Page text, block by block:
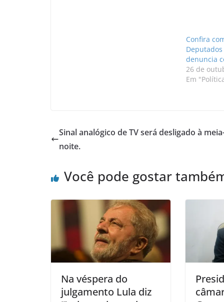
Confira
denuncia
26 de
Em
Sinal analógico de TV será desligado à
noite.
Você pode gostar
Na véspera do
julgamento Lula diz